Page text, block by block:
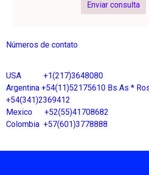
Enviar consulta
Números de contato
USA +1(217)3648080
Argentina +54(11)52175610 Bs As *
+54(341)2369412
Mexico +52(55)41708682
Colombia +57(601)3778888